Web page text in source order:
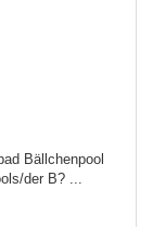
Bällchenpool
der B? ...